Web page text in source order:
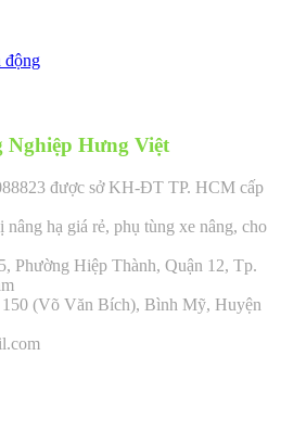
động
Hưng Việt
được sở KH-ĐT TP. HCM cấp
nâng hạ giá rẻ, phụ tùng xe nâng, cho
Phường Hiệp Thành, Quận 12, Tp.
(Võ Văn Bích), Bình Mỹ, Huyện